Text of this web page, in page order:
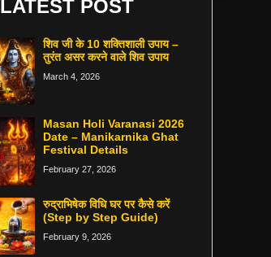
LATEST POST
शिव जी के 10 शक्तिशाली उपाय –
तुरंत असर करने वाले शिव उपाय
March 4, 2026
Masan Holi Varanasi 2026
Date – Manikarnika Ghat
Festival Details
February 27, 2026
रुद्राभिषेक विधि घर पर कैसे करें
(Step by Step Guide)
February 9, 2026